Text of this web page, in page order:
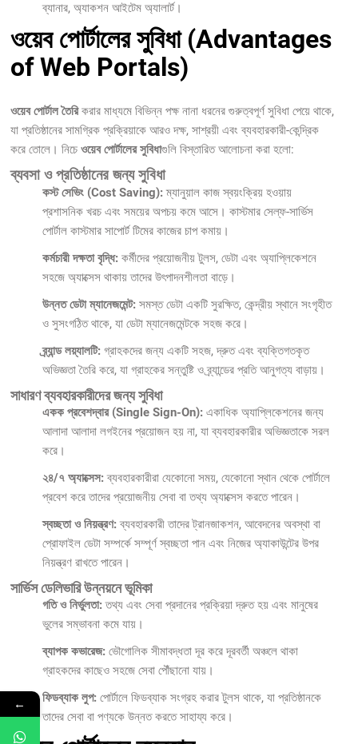
ব্যানার, অ্যাকশন আইটেম অ্যালার্ট।
ওয়েব পোর্টালের সুবিধা (Advantages
of Web Portals)
ওয়েব পোর্টাল তৈরিকরার মাধ্যমে বিভিন্ন পক্ষ নানা ধরনের গুরুত্বপূর্ণ সুবিধা পেয়ে থাকে,
যা প্রতিষ্ঠানের সামগ্রিক প্রক্রিয়াকে আরও দক্ষ, সাশ্রয়ী এবং ব্যবহারকারী-কেন্দ্রিক
করে তোলে। নিচেওয়েব পোর্টালের সুবিধাগুলি বিস্তারিত আলোচনা করা হলো:
ব্যবসা ও প্রতিষ্ঠানের জন্য সুবিধা
কস্ট সেভিং (Cost Saving): ম্যানুয়াল কাজ স্বয়ংক্রিয় হওয়ায়
প্রশাসনিক খরচ এবং সময়ের অপচয় কমে আসে। কাস্টমার সেল্ফ-সার্ভিস
পোর্টাল কাস্টমার সাপোর্ট টিমের কাজের চাপ কমায়।
কর্মচারী দক্ষতা বৃদ্ধি: কর্মীদের প্রয়োজনীয় টুলস, ডেটা এবং অ্যাপ্লিকেশনে
সহজে অ্যাক্সেস থাকায় তাদের উৎপাদনশীলতা বাড়ে।
উন্নত ডেটা ম্যানেজমেন্ট: সমস্ত ডেটা একটি সুরক্ষিত, কেন্দ্রীয় স্থানে সংগৃহীত
ও সুসংগঠিত থাকে, যা ডেটা ম্যানেজমেন্টকে সহজ করে।
ব্র্যান্ড লয়্যালটি: গ্রাহকদের জন্য একটি সহজ, দ্রুত এবং ব্যক্তিগতকৃত
অভিজ্ঞতা তৈরি করে, যা গ্রাহকের সন্তুষ্টি ও ব্র্যান্ডের প্রতি আনুগত্য বাড়ায়।
সাধারণ ব্যবহারকারীদের জন্য সুবিধা
একক প্রবেশদ্বার (Single Sign-On): একাধিক অ্যাপ্লিকেশনের জন্য
আলাদা আলাদা লগইনের প্রয়োজন হয় না, যা ব্যবহারকারীর অভিজ্ঞতাকে সরল
করে।
২৪/৭ অ্যাক্সেস: ব্যবহারকারীরা যেকোনো সময়, যেকোনো স্থান থেকে পোর্টালে
প্রবেশ করে তাদের প্রয়োজনীয় সেবা বা তথ্য অ্যাক্সেস করতে পারেন।
স্বচ্ছতা ও নিয়ন্ত্রণ: ব্যবহারকারী তাদের ট্রানজাকশন, আবেদনের অবস্থা বা
প্রোফাইল ডেটা সম্পর্কে সম্পূর্ণ স্বচ্ছতা পান এবং নিজের অ্যাকাউন্টের উপর
নিয়ন্ত্রণ রাখতে পারেন।
সার্ভিস ডেলিভারি উন্নয়নে ভূমিকা
গতি ও নির্ভুলতা:তথ্য এবং সেবা প্রদানের প্রক্রিয়া দ্রুত হয় এবং মানুষের
ভুলের সম্ভাবনা কমে যায়।
ব্যাপক কভারেজ: ভৌগোলিক সীমাবদ্ধতা দূর করে দূরবর্তী অঞ্চলে থাকা
গ্রাহকদের কাছেও সহজে সেবা পৌঁছানো যায়।
ফিডব্যাক লুপ: পোর্টালে ফিডব্যাক সংগ্রহ করার টুলস থাকে, যা প্রতিষ্ঠানকে
তাদের সেবা বা পণ্যকে উন্নত করতে সাহায্য করে।
←